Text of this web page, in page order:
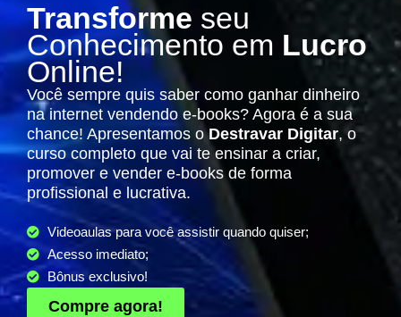
Transforme seu
Conhecimento em Lucro
Online!
Você sempre quis saber como ganhar dinheiro
na internet vendendo e-books? Agora é a sua
chance! Apresentamos oDestravar Digitar, o
curso completo que vai te ensinar a criar,
promover e vender e-books de forma
profissional e lucrativa.
Videoaulas para você assistir quando quiser;
Acesso imediato;
Bônus exclusivo!
Compre agora!